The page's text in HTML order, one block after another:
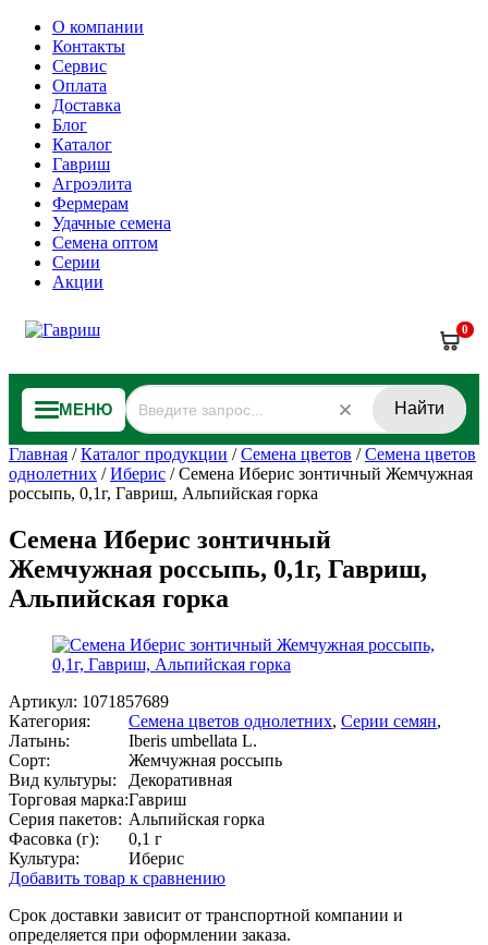
О компании
Контакты
Сервис
Оплата
Доставка
Блог
Каталог
Гавриш
Агроэлита
Фермерам
Удачные семена
Семена оптом
Серии
Акции
0
МЕНЮ Найти
Главная /Каталог продукции /Семена цветов /Семена цветов
однолетних /Иберис /Семена Иберис зонтичный Жемчужная
россыпь, 0,1г, Гавриш, Альпийская горка
Семена Иберис зонтичный
Жемчужная россыпь, 0,1г, Гавриш,
Альпийская горка
Артикул: 1071857689
Категория:
Семена цветов однолетних, Серии семян,
Латынь:
Iberis umbellata L.
Сорт:
Жемчужная россыпь
Вид культуры:
Декоративная
Торговая марка:Гавриш
Серия пакетов: Альпийская горка
Фасовка (г):
0,1 г
Культура:
Иберис
Добавить товар к сравнению
Срок доставки зависит от транспортной компании и
определяется при оформлении заказа.